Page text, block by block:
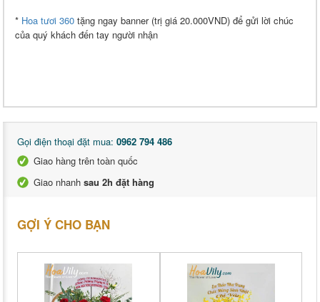
* Hoa tươi 360 tặng ngay banner (trị giá 20.000VND) để gửi lời chúc
của quý khách đến tay người nhận
Gọi điện thoại đặt mua: 0962 794 486
Giao hàng trên toàn quốc
Giao nhanh sau 2h đặt hàng
GỢI Ý CHO BẠN